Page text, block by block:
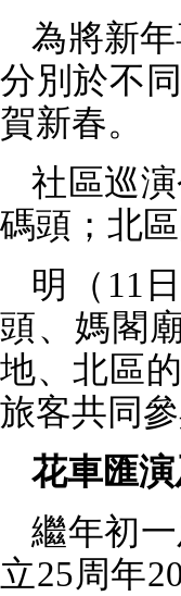
為將新
分別於不
賀新春。
社區巡
碼頭；北
明（ 11
頭、媽閣
地、北區
旅客共同
花車匯
繼年初
立25周年